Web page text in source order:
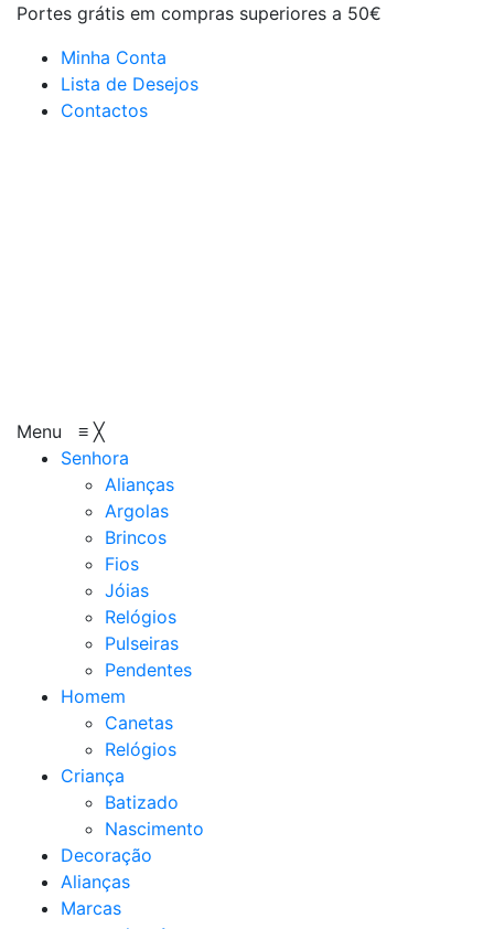
Portes grátis em compras superiores a 50€
Minha Conta
Lista de Desejos
Contactos
Menu ≡ ╳
Senhora
Alianças
Argolas
Brincos
Fios
Jóias
Relógios
Pulseiras
Pendentes
Homem
Canetas
Relógios
Criança
Batizado
Nascimento
Decoração
Alianças
Marcas